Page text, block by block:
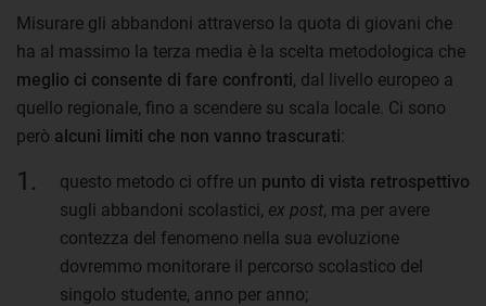
Misurare gli abbandoni attraverso la quota di giovani che
ha al massimo la terza media è la scelta metodologica che
meglio ci consente di fare confronti, dal livello europeo a
quello regionale, fino a scendere su scala locale. Ci sono
però alcuni limiti che non vanno trascurati:
questo metodo ci offre un punto di vista retrospettivo
sugli abbandoni scolastici, ex post, ma per avere
contezza del fenomeno nella sua evoluzione
dovremmo monitorare il percorso scolastico del
singolo studente, anno per anno;